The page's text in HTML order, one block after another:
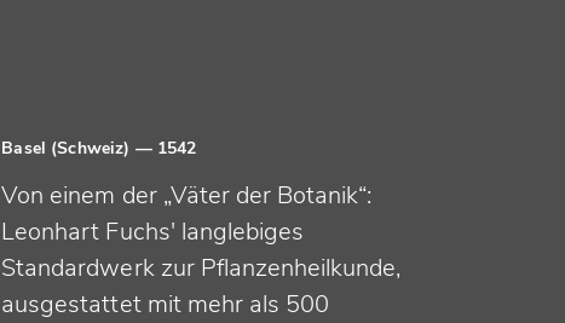
Basel (Schweiz) — 1542
Von einem der „Väter der Botanik“:
Leonhart Fuchs' langlebiges
Standardwerk zur Pflanzenheilkunde,
ausgestattet mit mehr als 500